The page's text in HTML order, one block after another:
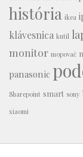
história ikea
klávesnica kutil
monitor mopovač
panasonic
Sharepoint smart sony
xiaomi